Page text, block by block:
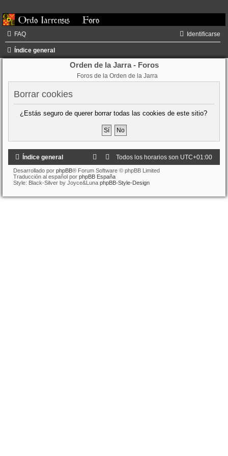
FAQ Identificarse
Índice general
Orden de la Jarra - Foros
Foros de la Orden de la Jarra
Borrar cookies
¿Estás seguro de querer borrar todas las cookies de este sitio?
Índice general Todos los horarios son UTC+01:00
Desarrollado por phpBB® Forum Software © phpBB Limited
Traducción al español por phpBB España
Style: Black-Silver by Joyce&Luna phpBB-Style-Design